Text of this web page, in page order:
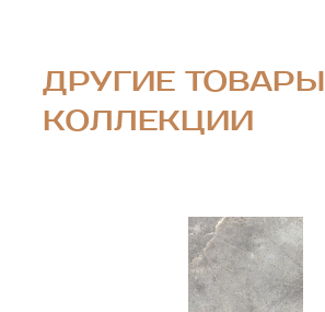
ДРУГИЕ ТОВАРЫ
КОЛЛЕКЦИИ